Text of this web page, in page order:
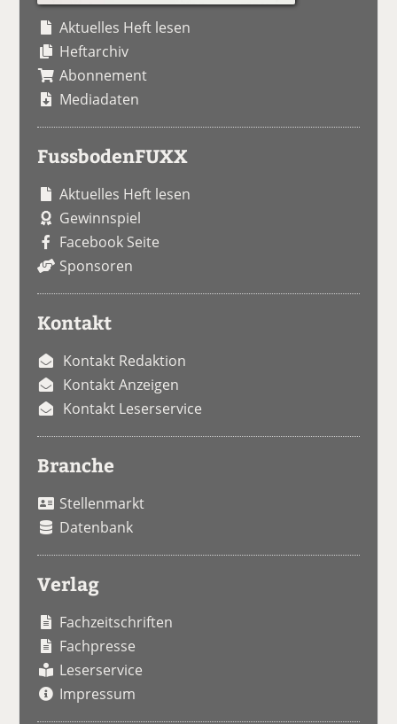
Aktuelles Heft lesen
Heftarchiv
Abonnement
Mediadaten
FussbodenFUXX
Aktuelles Heft lesen
Gewinnspiel
Facebook Seite
Sponsoren
Kontakt
Kontakt Redaktion
Kontakt Anzeigen
Kontakt Leserservice
Branche
Stellenmarkt
Datenbank
Verlag
Fachzeitschriften
Fachpresse
Leserservice
Impressum